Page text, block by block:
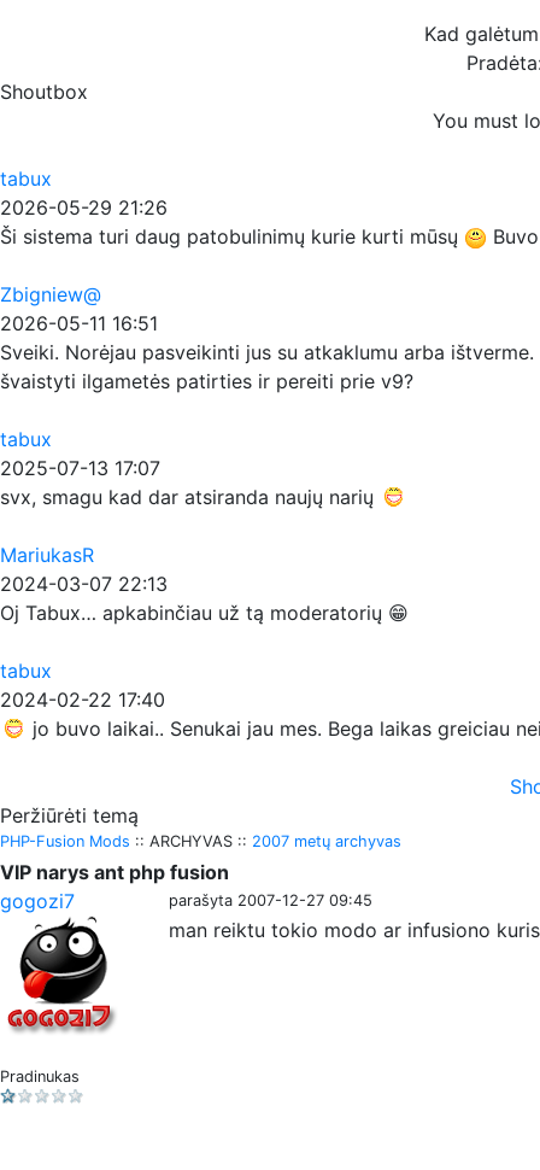
Kad
Shoutbox
You must
tabux
2026-05-29 21:26
Ši sistema turi daug patobulinimų kurie kurti mūsų
Zbigniew@
2026-05-11 16:51
Sveiki. Norėjau pasveikinti jus su atkaklumu arba
švaistyti ilgametės patirties ir pereiti prie v9?
tabux
2025-07-13 17:07
svx, smagu kad dar atsiranda naujų narių
MariukasR
2024-03-07 22:13
Oj Tabux… apkabinčiau už tą moderatorių 😁
tabux
2024-02-22 17:40
jo buvo laikai.. Senukai jau mes. Bega laikas greiciau
Peržiūrėti temą
PHP-Fusion Mods :: ARCHYVAS :: 2007 metų archyvas
VIP narys ant php fusion
gogozi7
parašyta 2007-12-27 09:45
Pradinukas
man reiktu tokio modo ar infusiono